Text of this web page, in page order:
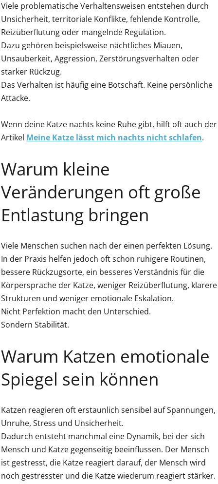
Viele problematische Verhaltensweisen entstehen durch
Unsicherheit, territoriale Konflikte, fehlende Kontrolle,
Reizüberflutung oder mangelnde Regulation.
Dazu gehören beispielsweise nächtliches Miauen,
Unsauberkeit, Aggression, Zerstörungsverhalten oder
starker Rückzug.
Das Verhalten ist häufig eine Botschaft. Keine persönliche
Attacke.
Wenn deine Katze nachts keine Ruhe gibt, hilft oft auch der
Artikel Meine Katze lässt mich nachts nicht schlafen.
Warum kleine
Veränderungen oft große
Entlastung bringen
Viele Menschen suchen nach der einen perfekten Lösung.
In der Praxis helfen jedoch oft schon ruhigere Routinen,
bessere Rückzugsorte, ein besseres Verständnis für die
Körpersprache der Katze, weniger Reizüberflutung, klarere
Strukturen und weniger emotionale Eskalation.
Nicht Perfektion macht den Unterschied.
Sondern Stabilität.
Warum Katzen emotionale
Spiegel sein können
Katzen reagieren oft erstaunlich sensibel auf Spannungen,
Unruhe, Stress und Unsicherheit.
Dadurch entsteht manchmal eine Dynamik, bei der sich
Mensch und Katze gegenseitig beeinflussen. Der Mensch
ist gestresst, die Katze reagiert darauf, der Mensch wird
noch gestresster und die Katze wiederum reagiert stärker.